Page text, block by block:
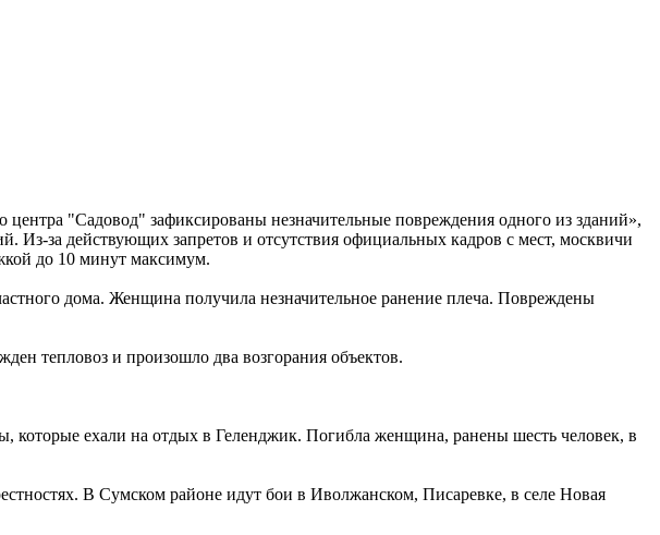
"Садовод" зафиксированы незначительные повреждения одного из зданий»,
за действующих запретов и отсутствия официальных кадров с мест, москвичи
до 10 минут максимум.
дома. Женщина получила незначительное ранение плеча. Повреждены
тепловоз и произошло два возгорания объектов.
ехали на отдых в Геленджик. Погибла женщина, ранены шесть человек, в
В Сумском районе идут бои в Иволжанском, Писаревке, в селе Новая